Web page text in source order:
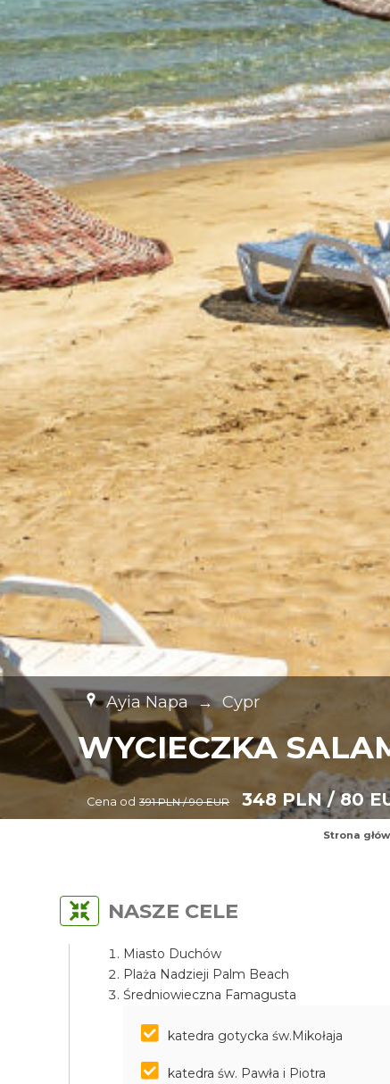
Ayia Napa → Cypr
WYCIECZKA
Cena od 391 PLN / 90 EUR 348 PLN / 80
Strona
NASZE CELE
Miasto Duchów
Plaża Nadzieji Palm Beach
Średniowieczna Famagusta
katedra gotycka św.Mikołaja
katedra św. Pawła i Piotra